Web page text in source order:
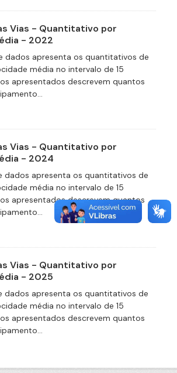
Vias - Quantitativo por
- 2022
dados apresenta os quantitativos de
média no intervalo de 15
apresentados descrevem quantos
Vias - Quantitativo por
- 2024
dados apresenta os quantitativos de
média no intervalo de 15
apresentados descrevem quantos
Vias - Quantitativo por
- 2025
dados apresenta os quantitativos de
média no intervalo de 15
apresentados descrevem quantos